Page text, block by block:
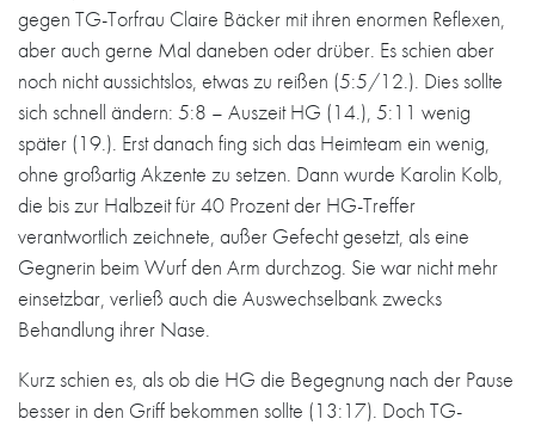
gegen TG-Torfrau Claire Bäcker mit ihren enormen Reflexen,
aber auch gerne Mal daneben oder drüber. Es schien aber
noch nicht aussichtslos, etwas zu reißen (5:5/12.). Dies sollte
sich schnell ändern: 5:8 – Auszeit HG (14.), 5:11 wenig
später (19.). Erst danach fing sich das Heimteam ein wenig,
ohne großartig Akzente zu setzen. Dann wurde Karolin Kolb,
die bis zur Halbzeit für 40 Prozent der HG-Treffer
verantwortlich zeichnete, außer Gefecht gesetzt, als eine
Gegnerin beim Wurf den Arm durchzog. Sie war nicht mehr
einsetzbar, verließ auch die Auswechselbank zwecks
Behandlung ihrer Nase.
Kurz schien es, als ob die HG die Begegnung nach der Pause
besser in den Griff bekommen sollte (13:17). Doch TG-